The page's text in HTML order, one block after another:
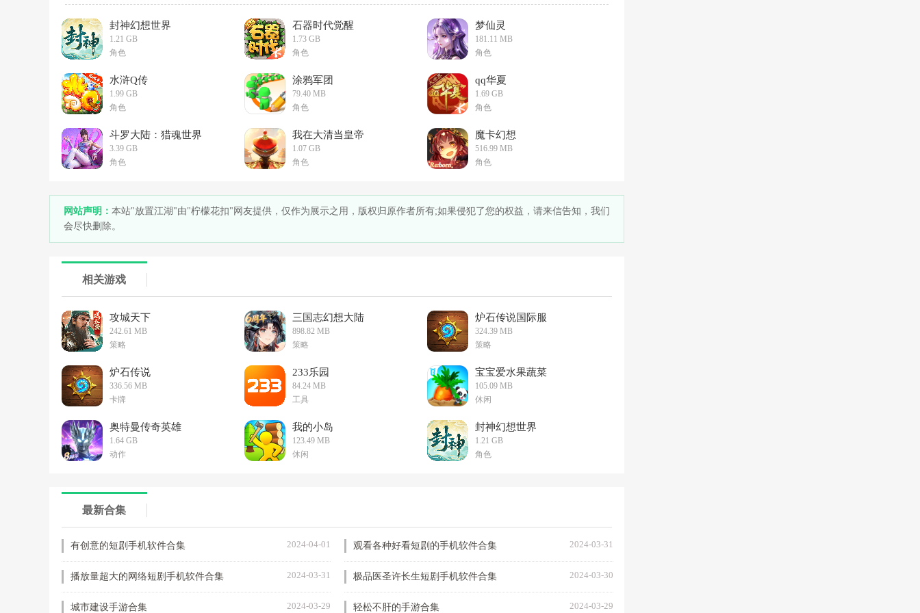
封神幻想世界
1.21 GB
角色
石器时代觉醒
1.73 GB
角色
梦仙灵
181.11 MB
角色
水浒Q传
1.99 GB
角色
涂鸦军团
79.40 MB
角色
qq华夏
1.69 GB
角色
斗罗大陆：猎魂世界
3.39 GB
角色
我在大清当皇帝
1.07 GB
角色
魔卡幻想
516.99 MB
角色
网站声明： 本站"放置江湖"由"柠檬花扣"网友提供，仅作为展示之用，版权归原作者所有;如果侵犯了您的权益，请来信告知，我们
会尽快删除。
相关游戏
攻城天下
242.61 MB
策略
三国志幻想大陆
898.82 MB
策略
炉石传说国际服
324.39 MB
策略
炉石传说
336.56 MB
卡牌
233乐园
84.24 MB
工具
宝宝爱水果蔬菜
105.09 MB
休闲
奥特曼传奇英雄
1.64 GB
动作
我的小岛
123.49 MB
休闲
封神幻想世界
1.21 GB
角色
最新合集
有创意的短剧手机软件合集 2024-04-01 观看各种好看短剧的手机软件合集 2024-03-31
播放量超大的网络短剧手机软件合集 2024-03-31 极品医圣许长生短剧手机软件合集 2024-03-30
城市建设手游合集 2024-03-29 轻松不肝的手游合集 2024-03-29